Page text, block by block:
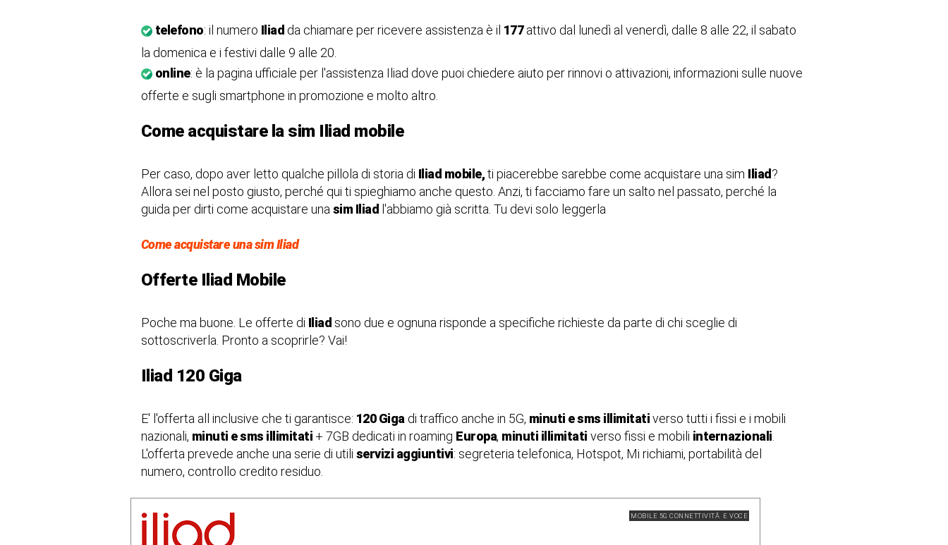
telefono: il numero Iliad da chiamare per ricevere assistenza è il 177attivo dal lunedì al venerdì, dalle 8 alle 22, il sabato
la domenica e i festivi dalle 9 alle 20.
online: è la pagina ufficiale per l'assistenza Iliad dove puoi chiedere aiuto per rinnovi o attivazioni, informazioni sulle nuove
offerte e sugli smartphone in promozione e molto altro.
Come acquistare la sim Iliad mobile
Per caso, dopo aver letto qualche pillola di storia di Iliad mobile,ti piacerebbe sarebbe come acquistare una sim Iliad ?
Allora sei nel posto giusto, perché qui ti spieghiamo anche questo. Anzi, ti facciamo fare un salto nel passato, perché la
guida per dirti come acquistare una sim Iliad l'abbiamo già scritta. Tu devi solo leggerla
Come acquistare una sim Iliad
Offerte Iliad Mobile
Poche ma buone. Le offerte di Iliad sono due e ognuna risponde a specifiche richieste da parte di chi sceglie di
sottoscriverla. Pronto a scoprirle? Vai!
Iliad 120 Giga
E' l'offerta all inclusive che ti garantisce: 120 Giga di traffico anche in 5G, minuti e sms illimitativerso tutti i fissi e i mobili
nazionali, minuti e sms illimitati + 7GB dedicati in roaming Europa, minuti illimitati verso fissi e mobili internazionali
L'offerta prevede anche una serie di utili servizi aggiuntivi: segreteria telefonica, Hotspot, Mi richiami, portabilità del
numero, controllo credito residuo.
MOBILE 5G CONNETTIVITÃ E VOCE